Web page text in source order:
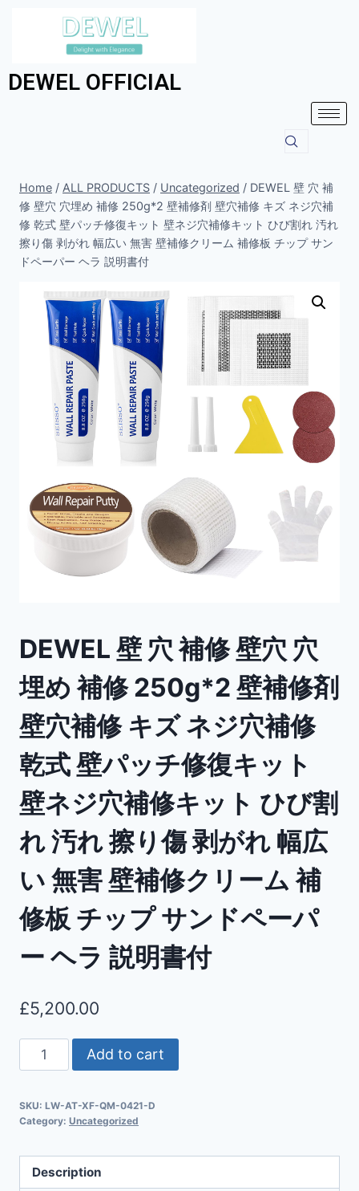
DEWEL OFFICIAL
Home / ALL PRODUCTS / Uncategorized / DEWEL 壁 穴 補
修 壁穴 穴埋め 補修 250g*2 壁補修剤 壁穴補修 キズ ネジ穴補
修 乾式 壁パッチ修復キット 壁ネジ穴補修キット ひび割れ 汚れ
擦り傷 剥がれ 幅広い 無害 壁補修クリーム 補修板 チップ サン
ドペーパー ヘラ 説明書付
DEWEL 壁 穴 補修 壁穴 穴
埋め 補修 250g*2 壁補修剤
壁穴補修 キズ ネジ穴補修
乾式 壁パッチ修復キット
壁ネジ穴補修キット ひび割
れ 汚れ 擦り傷 剥がれ 幅広
い 無害 壁補修クリーム 補
修板 チップ サンドペーパ
ー ヘラ 説明書付
£5,200.00
Add to cart
SKU: LW-AT-XF-QM-0421-D
Category: Uncategorized
Description